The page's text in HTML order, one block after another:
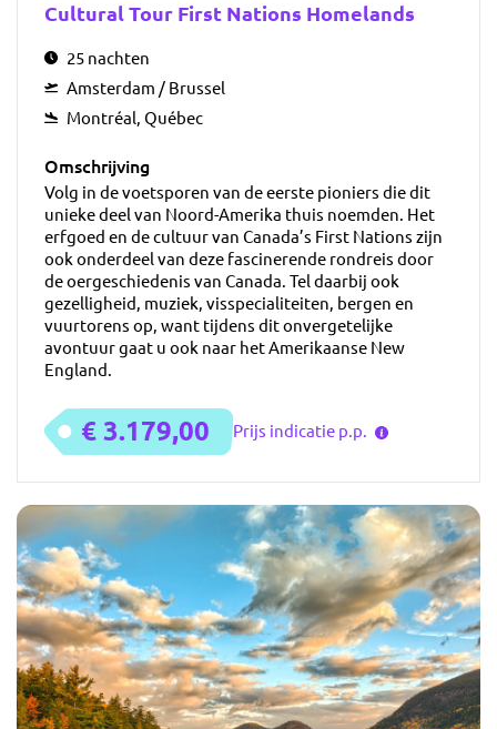
Cultural Tour First Nations Homelands
25 nachten
Amsterdam / Brussel
Montréal, Québec
Omschrijving
Volg in de voetsporen van de eerste pioniers die dit
unieke deel van Noord-Amerika thuis noemden. Het
erfgoed en de cultuur van Canada’s First Nations zijn
ook onderdeel van deze fascinerende rondreis door
de oergeschiedenis van Canada. Tel daarbij ook
gezelligheid, muziek, visspecialiteiten, bergen en
vuurtorens op, want tijdens dit onvergetelijke
avontuur gaat u ook naar het Amerikaanse New
England.
€ 3.179,00 Prijs indicatie p.p.